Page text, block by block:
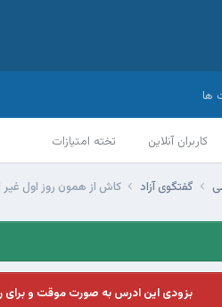
کاربران آنلاین تخته امتیازات
ها
گفتگوی آزاد کاش از همون روز اول
بزودی این ادرس به صورت موقت و